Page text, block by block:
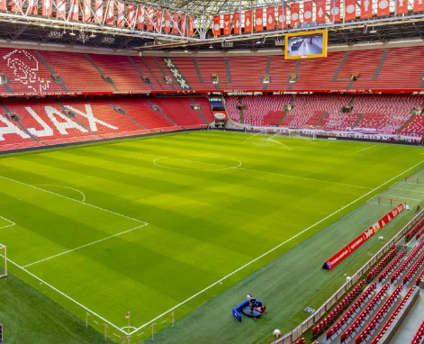
Contact Inloggen ArenA portaal
OVER ONS ZOEKEN